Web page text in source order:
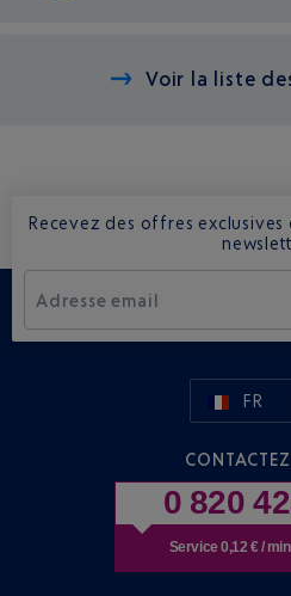
Voir la liste
Recevez des offres
Adresse email
FR
0 820
Service 0,12 € /